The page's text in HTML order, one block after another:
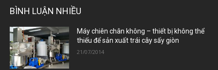
BÌNH LUẬN NHIỀU
Máy chiên chân không – thiết bị không thể
thiếu để sản xuất trái cây sấy giòn
21/07/2014